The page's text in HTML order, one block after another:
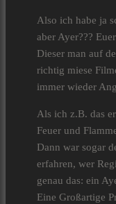
Also ich habe ja
aber Ayer???
Dieser man auf
richtig miese
immer wieder
Als ich z.B. das
Feuer und
Dann war sogar
erfahren, wer
genau das: ein
Eine Großartige